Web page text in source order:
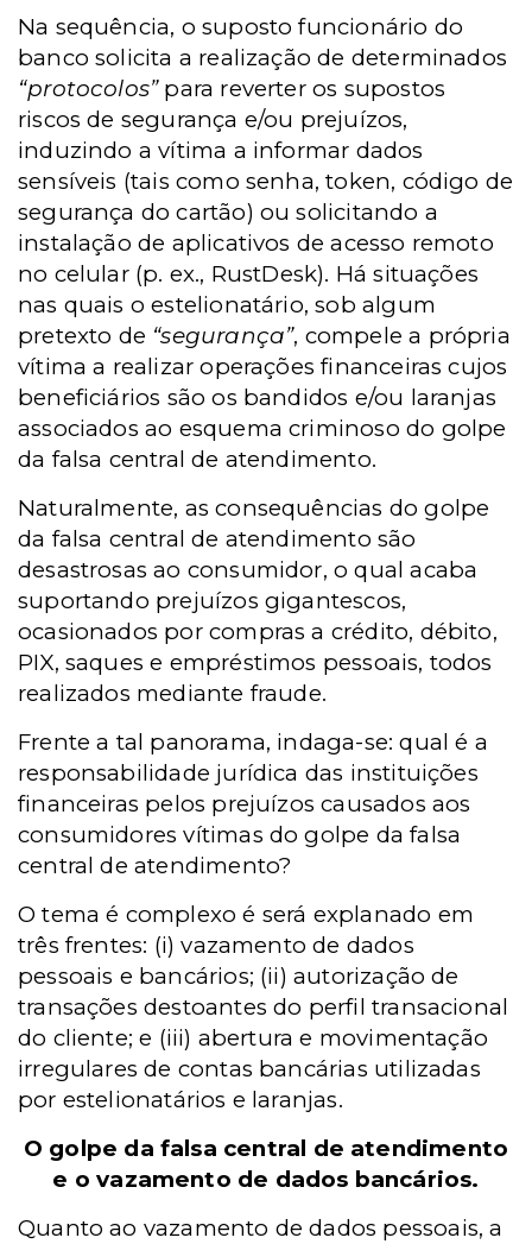
Na sequência, o suposto funcionário do
banco solicita a realização de determinados
“protocolos”para reverter os supostos
riscos de segurança e/ou prejuízos,
induzindo a vítima a informar dados
sensíveis (tais como senha, token, código de
segurança do cartão) ou solicitando a
instalação de aplicativos de acesso remoto
no celular (p. ex., RustDesk). Há situações
nas quais o estelionatário, sob algum
pretexto de “segurança”, compele a própria
vítima a realizar operações financeiras cujos
beneficiários são os bandidos e/ou laranjas
associados ao esquema criminoso do golpe
da falsa central de atendimento.
Naturalmente, as consequências do golpe
da falsa central de atendimento são
desastrosas ao consumidor, o qual acaba
suportando prejuízos gigantescos,
ocasionados por compras a crédito, débito,
PIX, saques e empréstimos pessoais, todos
realizados mediante fraude.
Frente a tal panorama, indaga-se: qual é a
responsabilidade jurídica das instituições
financeiras pelos prejuízos causados aos
consumidores vítimas do golpe da falsa
central de atendimento?
O tema é complexo é será explanado em
três frentes: (i) vazamento de dados
pessoais e bancários; (ii) autorização de
transações destoantes do perfil transacional
do cliente; e (iii) abertura e movimentação
irregulares de contas bancárias utilizadas
por estelionatários e laranjas.
O golpe da falsa central de atendimento
e o vazamento de dados bancários.
Quanto ao vazamento de dados pessoais, a